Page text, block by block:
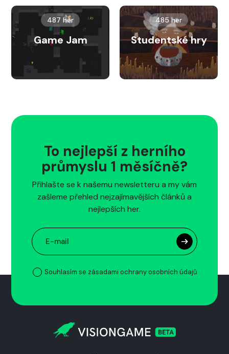
487 her
Game Jam
485 her
Studentské hry
To nejlepší z herního
průmyslu 1 měsíčně?
Přihlašte se k našemu newsletteru a my vám
zašleme přehled nejzajímavějších článků a
nejlepších her.
Souhlasím se zásadami ochrany osobních údajů